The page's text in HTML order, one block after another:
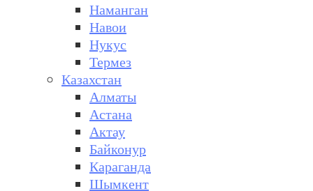
Наманган
Навои
Нукус
Термез
Казахстан
Алматы
Астана
Актау
Байконур
Караганда
Шымкент